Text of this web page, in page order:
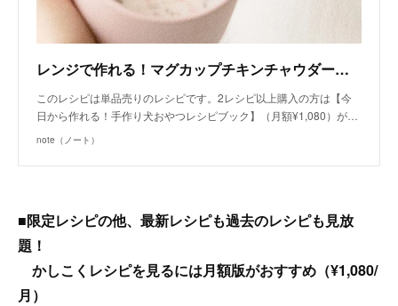
レンジで作れる！マグカップチキンチャウダー（手作り犬おやつレシピ）/単品購入｜いちかわあやこ（犬ごはん先生）｜note
このレシピは単品売りのレシピです。2レシピ以上購入の方は【今
日から作れる！手作り犬おやつレシピブック】（月額¥1,080）が…
note（ノート）
■限定レシピの他、最新レシピも過去のレシピも見放
題！
かしこくレシピを見るには月額版がおすすめ（¥1,080/
月）